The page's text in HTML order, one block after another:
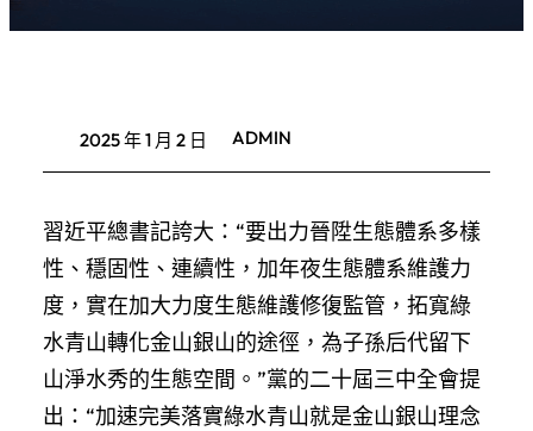
2025 年 1 月 2 日 ADMIN
習近平總書記誇大：“要出力晉陞生態體系多樣
性、穩固性、連續性，加年夜生態體系維護力
度，實在加大力度生態維護修復監管，拓寬綠
水青山轉化金山銀山的途徑，為子孫后代留下
山淨水秀的生態空間。”黨的二十屆三中全會提
出：“加速完美落實綠水青山就是金山銀山理念